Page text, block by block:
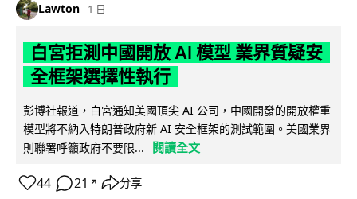
Lawton 1 日
白宮拒測中國開放 AI 模型 業界質疑安
全框架選擇性執行
彭博社報道，白宮通知美國頂尖 AI 公司，中國開發的開放權重
模型將不納入特朗普政府新 AI 安全框架的測試範圍。美國業界
則聯署呼籲政府不要限...
閱讀全文
44 21 ↗ 分享